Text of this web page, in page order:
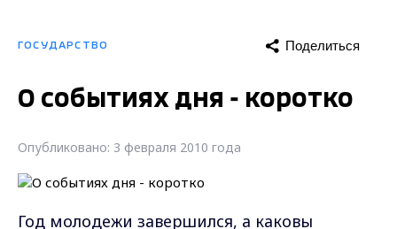
ГОСУДАРСТВО Поделиться
О событиях дня - коротко
Опубликовано: 3 февраля 2010 года
Год молодежи завершился, а каковы